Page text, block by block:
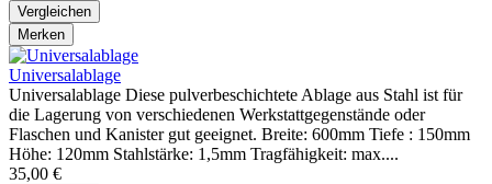
Vergleichen
Merken
Universalablage
Universalablage Diese pulverbeschichtete Ablage aus Stahl ist für
die Lagerung von verschiedenen Werkstattgegenstände oder
Flaschen und Kanister gut geeignet. Breite: 600mm Tiefe : 150mm
Höhe: 120mm Stahlstärke: 1,5mm Tragfähigkeit: max....
35,00 €